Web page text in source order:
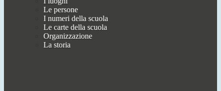
Le persone
I numeri della scuola
Le carte della scuola
Organizzazione
La storia